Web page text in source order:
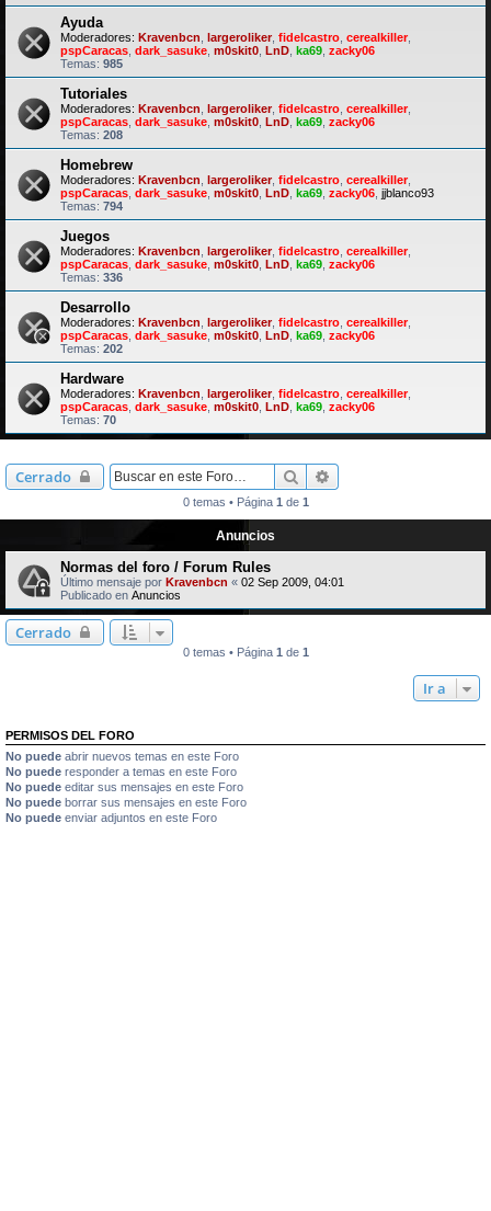
Ayuda
Moderadores: Kravenbcn largeroliker fidelcastro cerealkiller
pspCaracas dark_sasuke m0skit0 LnD ka69 zacky06
Temas: 985
Tutoriales
Moderadores: Kravenbcn largeroliker, fidelcastro cerealkiller,
pspCaracas dark_sasuke m0skit0 LnD ka69 zacky06
Temas: 208
Homebrew
Moderadores: Kravenbcn largeroliker, fidelcastro cerealkiller,
pspCaracas dark_sasuke m0skit0 LnD ka69 zacky06 jjblanco93
Temas: 794
Juegos
Moderadores: Kravenbcn largeroliker, fidelcastro cerealkiller,
pspCaracas dark_sasuke m0skit0 LnD ka69 zacky06
Temas: 336
Desarrollo
Moderadores: Kravenbcn largeroliker, fidelcastro cerealkiller,
pspCaracas dark_sasuke m0skit0 LnD ka69 zacky06
Temas: 202
Hardware
Moderadores: Kravenbcn largeroliker, fidelcastro cerealkiller,
pspCaracas dark_sasuke m0skit0 LnD ka69 zacky06
Temas: 70
Cerrado Buscar
0 temas • Página 1 de 1
Anuncios
Normas del foro / Forum Rules
Último mensaje por Kravenbcn « 02 Sep 2009, 04:01
Publicado en Anuncios
Cerrado
0 temas • Página 1 de 1
Ir a
PERMISOS DEL FORO
No puede abrir nuevos temas en este Foro
No puede responder a temas en este Foro
No puede editar sus mensajes en este Foro
No puede borrar sus mensajes en este Foro
No puede enviar adjuntos en este Foro